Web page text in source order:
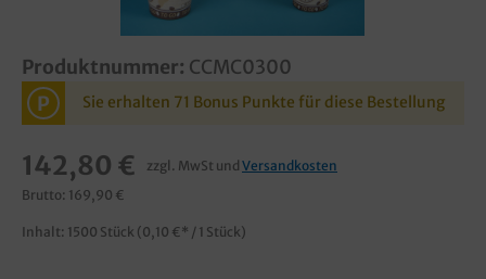
Produktnummer: CCMC0300
P Sie erhalten 71 Bonus Punkte für diese Bestellung
142,80 € zzgl. MwSt und Versandkosten
Brutto: 169,90 €
Inhalt: 1500 Stück (0,10 €* / 1 Stück)